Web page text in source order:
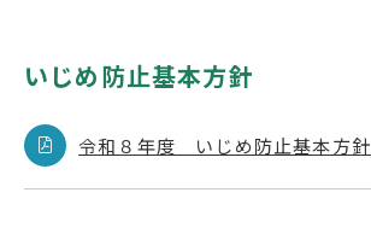
いじめ防止基本方針
令和８年度 いじめ防止基本方針